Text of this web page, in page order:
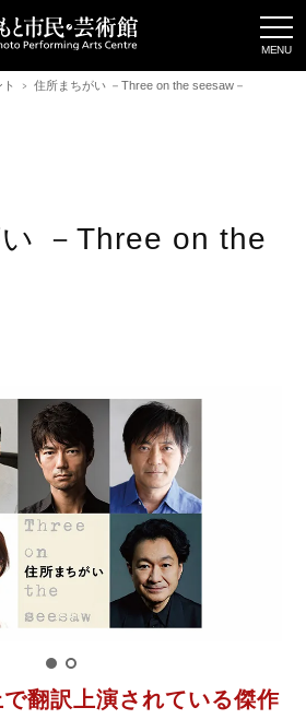
住所まちがい －Three on the seesaw－
－Three on the
翻訳上演されている傑作